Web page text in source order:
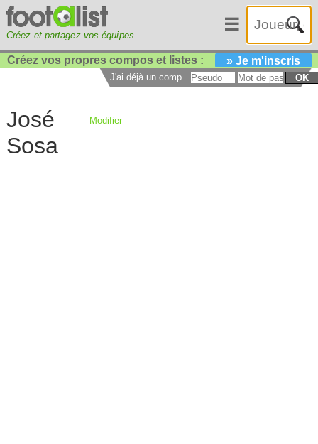
Créez et partagez vos équipes
☰
Créez vos propres compos et listes : » Je m'inscris
J'ai déjà un compte : OK
José
Sosa
Modifier